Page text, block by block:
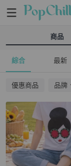
商品
綜合 最新
優惠商品 品牌